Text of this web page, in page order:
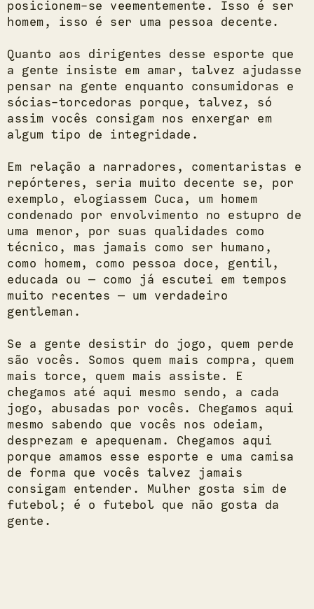
posicionem-se veementemente. Isso é ser
homem, isso é ser uma pessoa decente.
Quanto aos dirigentes desse esporte que
a gente insiste em amar, talvez ajudasse
pensar na gente enquanto consumidoras e
sócias-torcedoras porque, talvez, só
assim vocês consigam nos enxergar em
algum tipo de integridade.
Em relação a narradores, comentaristas e
repórteres, seria muito decente se, por
exemplo, elogiassem Cuca, um homem
condenado por envolvimento no estupro de
uma menor, por suas qualidades como
técnico, mas jamais como ser humano,
como homem, como pessoa doce, gentil,
educada ou — como já escutei em tempos
muito recentes — um verdadeiro
gentleman.
Se a gente desistir do jogo, quem perde
são vocês. Somos quem mais compra, quem
mais torce, quem mais assiste. E
chegamos até aqui mesmo sendo, a cada
jogo, abusadas por vocês. Chegamos aqui
mesmo sabendo que vocês nos odeiam,
desprezam e apequenam. Chegamos aqui
porque amamos esse esporte e uma camisa
de forma que vocês talvez jamais
consigam entender. Mulher gosta sim de
futebol; é o futebol que não gosta da
gente.